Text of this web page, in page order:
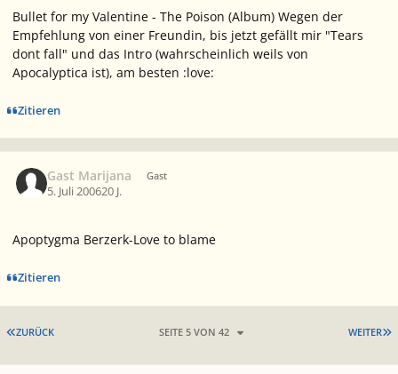
Bullet for my Valentine - The Poison (Album) Wegen der
Empfehlung von einer Freundin, bis jetzt gefällt mir "Tears
dont fall" und das Intro (wahrscheinlich weils von
Apocalyptica ist), am besten :love:
Zitieren
Gast Marijana Gast
5. Juli 200620 J.
Apoptygma Berzerk-Love to blame
Zitieren
ERSTE SEITE
ZURÜCK WEITER
SEITE 5 VON 42